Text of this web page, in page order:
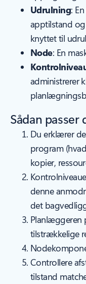
Udrulning:
apptilstand
knyttet til
Node: En
administrerer
Sådan
Du erklærer
program
kopier,
denne
det
Planlæggeren
tilstrækkelige
Controllere
tilstand